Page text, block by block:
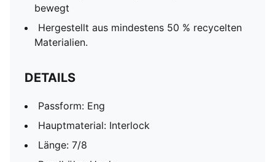
bewegt
Hergestellt aus mindestens 50 % recycelten
Materialien.
DETAILS
Passform: Eng
Hauptmaterial: Interlock
Länge: 7/8